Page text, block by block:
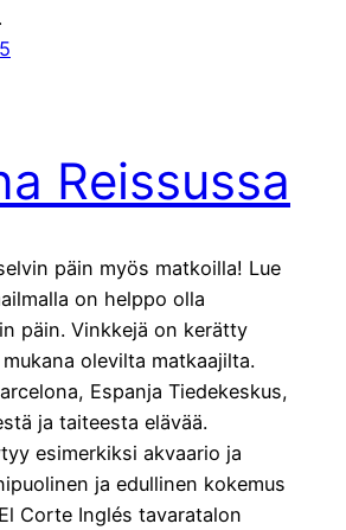
Reissussa
päin myös matkoilla! Lue
on helppo olla
päin. Vinkkejä on kerätty
olevilta matkaajilta.
Espanja Tiedekeskus,
ja taiteesta elävää.
esimerkiksi akvaario ja
ja edullinen kokemus
Corte Inglés tavaratalon